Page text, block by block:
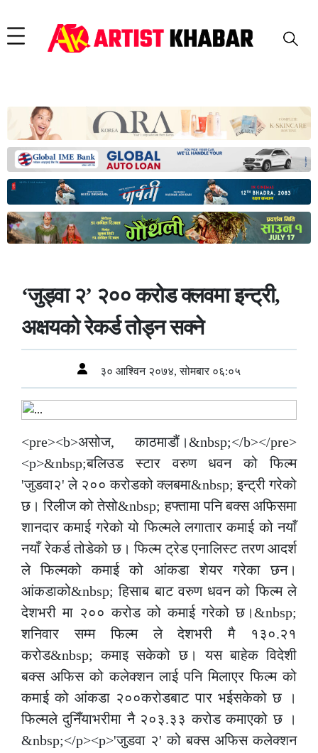
‘जुड्वा २’ २०० करोड क्लवमा इन्ट्री,
अक्षयको रेकर्ड तोड्न सक्ने
३० आश्विन २०७४, सोमबार ०६:०५
<pre><b>असोज, काठमाडौं।&nbsp;</b></pre>
<p>&nbsp;बलिउड स्टार वरुण धवन को फिल्म
'जुडवा२' ले २०० करोडको क्लबमा&nbsp; इन्ट्री गरेको
छ। रिलीज को तेसो&nbsp; हफ्तामा पनि बक्स अफिसमा
शानदार कमाई गरेको यो फिल्मले लगातार कमाई को नयाँ
नयाँ रेकर्ड तोडेको छ। फिल्म ट्रेड एनालिस्ट तरण आदर्श
ले फिल्मको कमाई को आंकडा शेयर गरेका छन।
आंकडाको&nbsp; हिसाब बाट वरुण धवन को फिल्म ले
देशभरी मा २०० करोड को कमाई गरेको छ।&nbsp;
शनिवार सम्म फिल्म ले देशभरी मै १३०.२१
करोड&nbsp; कमाइ सकेको छ। यस बाहेक विदेशी
बक्स अफिस को कलेक्शन लाई पनि मिलाएर फिल्म को
कमाई को आंकडा २००करोडबाट पार भईसकेको छ ।
फिल्मले दुनिँयाभरीमा नै २०३.३३ करोड कमाएको छ ।
&nbsp;</p><p>'जुडवा २' को बक्स अफिस कलेक्शन